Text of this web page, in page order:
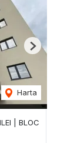
Harta
Next
| BLOC